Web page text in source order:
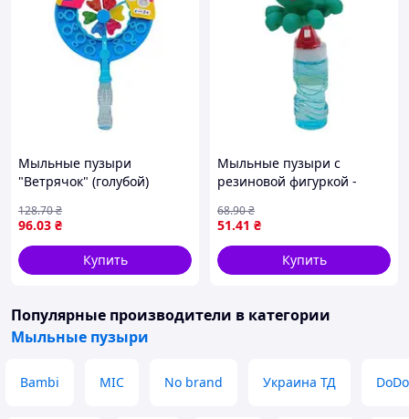
Мыльные пузыри
"Ветрячок" (голубой)
96.03 ₴
128.70₴
Купить
Мыльные пузыри с
резиновой фигуркой -
51.41 ₴
68.90₴
Купить
Популярные производители в категории
Мыльные пузыри
Bambi MIC No brand Украина ТД DoDo